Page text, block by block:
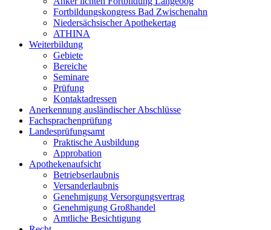
Fortbildungskongress Bad Zwischenahn
Niedersächsischer Apothekertag
ATHINA
Weiterbildung
Gebiete
Bereiche
Seminare
Prüfung
Kontaktadressen
Anerkennung ausländischer Abschlüsse
Fachsprachenprüfung
Landesprüfungsamt
Praktische Ausbildung
Approbation
Apothekenaufsicht
Betriebserlaubnis
Versanderlaubnis
Genehmigung Versorgungsvertrag
Genehmigung Großhandel
Amtliche Besichtigung